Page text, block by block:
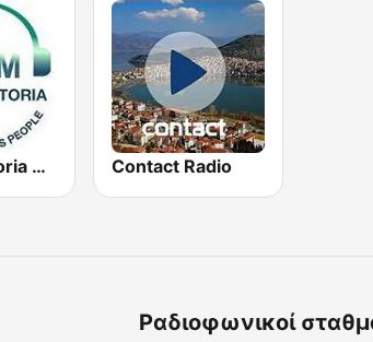
Radio Kastoria 93 FM Contact Radio
Ραδιοφωνικοί